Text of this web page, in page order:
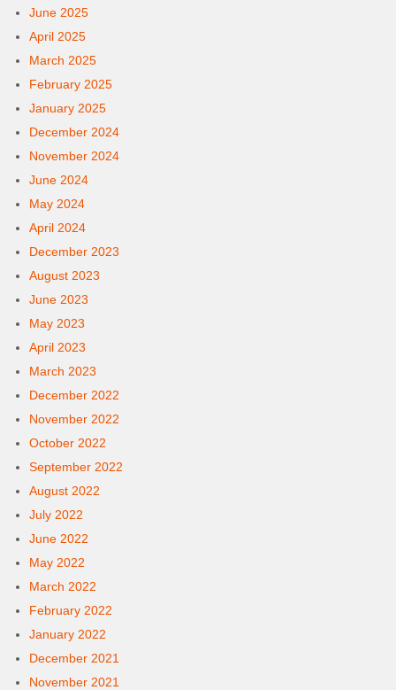
June 2025
April 2025
March 2025
February 2025
January 2025
December 2024
November 2024
June 2024
May 2024
April 2024
December 2023
August 2023
June 2023
May 2023
April 2023
March 2023
December 2022
November 2022
October 2022
September 2022
August 2022
July 2022
June 2022
May 2022
March 2022
February 2022
January 2022
December 2021
November 2021